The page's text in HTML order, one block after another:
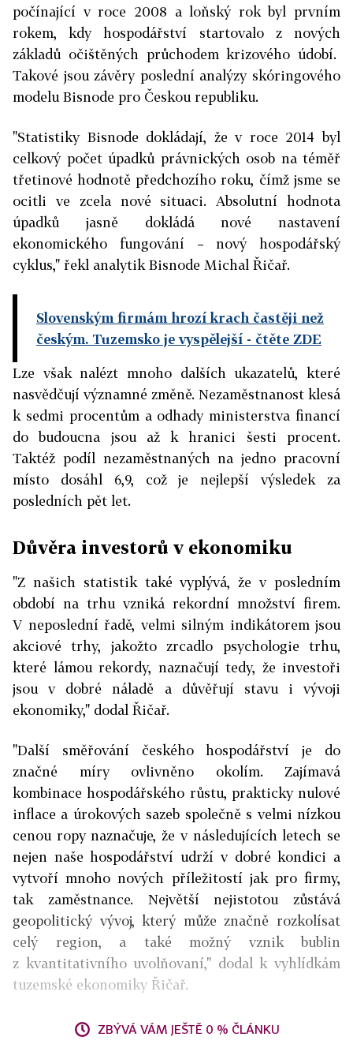
počínající v roce 2008 a loňský rok byl prvním
rokem, kdy hospodářství startovalo z nových
základů očištěných průchodem krizového údobí.
Takové jsou závěry poslední analýzy skóringového
modelu Bisnode pro Českou republiku.
"Statistiky Bisnode dokládají, že v roce 2014 byl
celkový počet úpadků právnických osob na téměř
třetinové hodnotě předchozího roku, čímž jsme se
ocitli ve zcela nové situaci. Absolutní hodnota
úpadků jasně dokládá nové nastavení
ekonomického fungování – nový hospodářský
cyklus," řekl analytik Bisnode Michal Řičař.
Slovenským firmám hrozí krach častěji než
českým. Tuzemsko je vyspělejší - čtěte ZDE
Lze však nalézt mnoho dalších ukazatelů, které
nasvědčují významné změně. Nezaměstnanost klesá
k sedmi procentům a odhady ministerstva financí
do budoucna jsou až k hranici šesti procent.
Taktéž podíl nezaměstnaných na jedno pracovní
místo dosáhl 6,9, což je nejlepší výsledek za
posledních pět let.
Důvěra investorů v ekonomiku
"Z našich statistik také vyplývá, že v posledním
období na trhu vzniká rekordní množství firem.
V neposlední řadě, velmi silným indikátorem jsou
akciové trhy, jakožto zrcadlo psychologie trhu,
které lámou rekordy, naznačují tedy, že investoři
jsou v dobré náladě a důvěřují stavu i vývoji
ekonomiky," dodal Řičař.
"Další směřování českého hospodářství je do
značné míry ovlivněno okolím. Zajímavá
kombinace hospodářského růstu, prakticky nulové
inflace a úrokových sazeb společně s velmi nízkou
cenou ropy naznačuje, že v následujících letech se
nejen naše hospodářství udrží v dobré kondici a
vytvoří mnoho nových příležitostí jak pro firmy,
tak zaměstnance. Největší nejistotou zůstává
geopolitický vývoj, který může značně rozkolísat
celý region, a také možný vznik bublin
z kvantitativního uvolňovaní," dodal k vyhlídkám
tuzemské ekonomiky Řičař.
ZBÝVÁ VÁM JEŠTĚ 0 % ČLÁNKU